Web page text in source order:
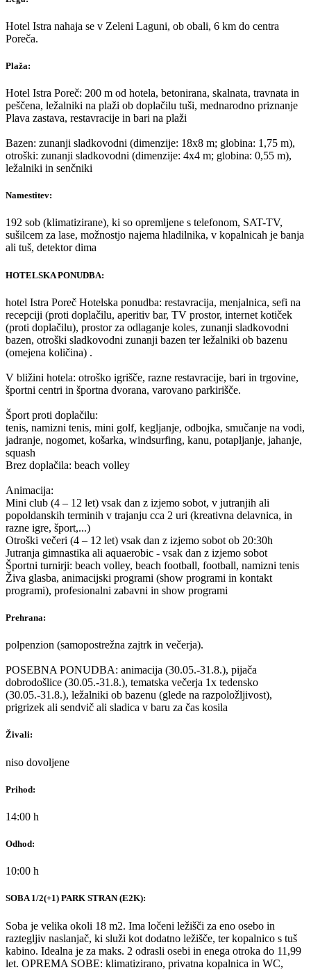
Hotel Istra nahaja se v Zeleni Laguni, ob obali, 6 km do centra
Poreča.
Plaža:
Hotel Istra Poreč: 200 m od hotela, betonirana, skalnata, travnata in
peščena, ležalniki na plaži ob doplačilu tuši, mednarodno priznanje
Plava zastava, restavracije in bari na plaži
Bazen: zunanji sladkovodni (dimenzije: 18x8 m; globina: 1,75 m),
otroški: zunanji sladkovodni (dimenzije: 4x4 m; globina: 0,55 m),
ležalniki in senčniki
Namestitev:
192 sob (klimatizirane), ki so opremljene s telefonom, SAT-TV,
sušilcem za lase, možnostjo najema hladilnika, v kopalnicah je banja
ali tuš, detektor dima
HOTELSKA PONUDBA:
hotel Istra Poreč Hotelska ponudba: restavracija, menjalnica, sefi na
recepciji (proti doplačilu, aperitiv bar, TV prostor, internet kotiček
(proti doplačilu), prostor za odlaganje koles, zunanji sladkovodni
bazen, otroški sladkovodni zunanji bazen ter ležalniki ob bazenu
(omejena količina) .
V bližini hotela: otroško igrišče, razne restavracije, bari in trgovine,
športni centri in športna dvorana, varovano parkirišče.
Šport proti doplačilu:
tenis, namizni tenis, mini golf, kegljanje, odbojka, smučanje na vodi,
jadranje, nogomet, košarka, windsurfing, kanu, potapljanje, jahanje,
squash
Brez doplačila: beach volley
Animacija:
Mini club (4 – 12 let) vsak dan z izjemo sobot, v jutranjih ali
popoldanskih terminih v trajanju cca 2 uri (kreativna delavnica, in
razne igre, šport,...)
Otroški večeri (4 – 12 let) vsak dan z izjemo sobot ob 20:30h
Jutranja gimnastika ali aquaerobic - vsak dan z izjemo sobot
Športni turnirji: beach volley, beach football, football, namizni tenis
Živa glasba, animacijski programi (show programi in kontakt
programi), profesionalni zabavni in show programi
Prehrana:
polpenzion (samopostrežna zajtrk in večerja).
POSEBNA PONUDBA: animacija (30.05.-31.8.), pijača
dobrodošlice (30.05.-31.8.), tematska večerja 1x tedensko
(30.05.-31.8.), ležalniki ob bazenu (glede na razpoložljivost),
prigrizek ali sendvič ali sladica v baru za čas kosila
Živali:
niso dovoljene
Prihod:
14:00 h
Odhod:
10:00 h
SOBA 1/2(+1) PARK STRAN (E2K):
Soba je velika okoli 18 m2. Ima ločeni ležišči za eno osebo in
raztegljiv naslanjač, ki služi kot dodatno ležišče, ter kopalnico s tuš
kabino. Idealna je za maks. 2 odrasli osebi in enega otroka do 11,99
let. OPREMA SOBE: klimatizirano, privatna kopalnica in WC,